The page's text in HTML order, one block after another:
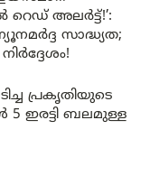
റെഡ് അലർട്ട്!’:
സാദ്ധ്യത;
പ്രകൃതിയുടെ
5 ഇരട്ടി ബലമുള്ള